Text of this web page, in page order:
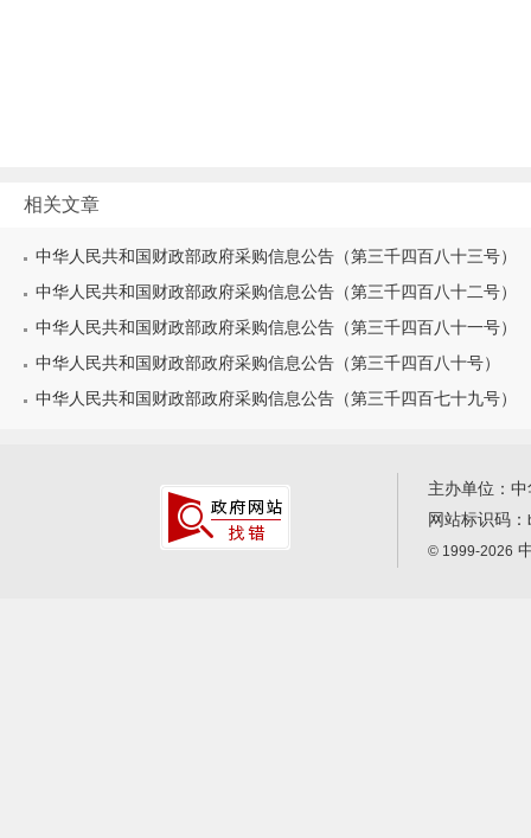
相关文章
中华人民共和国财政部政府采购信息公告（第三千四百八十三号）
中华人民共和国财政部政府采购信息公告（第三千四百八十二号）
中华人民共和国财政部政府采购信息公告（第三千四百八十一号）
中华人民共和国财政部政府采购信息公告（第三千四百八十号）
中华人民共和国财政部政府采购信息公告（第三千四百七十九号）
主办单位：
网站标识码：
© 1999-2026